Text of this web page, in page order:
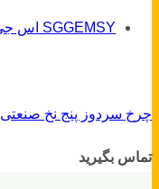
SGGEMSY اس جی جمسی
چرخ سردوز پنج نخ صنعتی SGGEMSY اس جی جمسی مدل 7725E
تماس بگیرید